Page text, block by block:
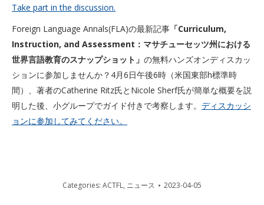
Take part in the discussion.
Foreign Language Annals(FLA)の最新記事 「Curriculum,
Instruction, and Assessment：マサチューセッツ州における
世界言語教育のスナップショット」 の無料ハンズオンディスカッ
ションに参加しませんか？4月6日午後6時（米国東部h標準時
間）、著者のCatherine Ritz氏とNicole Sherf氏が簡単な概要を説
明した後、小グループでガイド付きで考察します。 ディスカッシ
ョンに参加してみてください。
Categories: ACTFL, ニュース 2023-04-05